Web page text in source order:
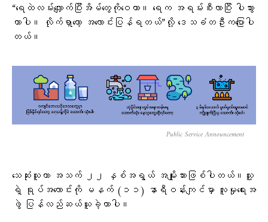
“ရေထဲလမ်းလျှောက်ပြီးအိမ်တွေကိုဝေတာ။ ရေက အရမ်းစီးလာပြီး ပါသွား
တာပါ။ လိုက်ရှာတော့ အလောင်းပြန်ရတယ်”လို့ ဒေသခံတဦးကပြောပါ
တယ်။
Public Service Announcement
သေဆုံးသူဟာ အသက် ၂၂ နှစ်အရွယ် အမျိုးသားဖြစ်ပါတယ်။သူ့
ရဲ့ ရုပ်အလောင်းကို မနက် (၁၁) နာရီဝန်းကျင်မှာ လူမှုရေးအ
ဖွဲ ‌ပြန်လည်ဆယ်ယူခဲ့တာပါ။